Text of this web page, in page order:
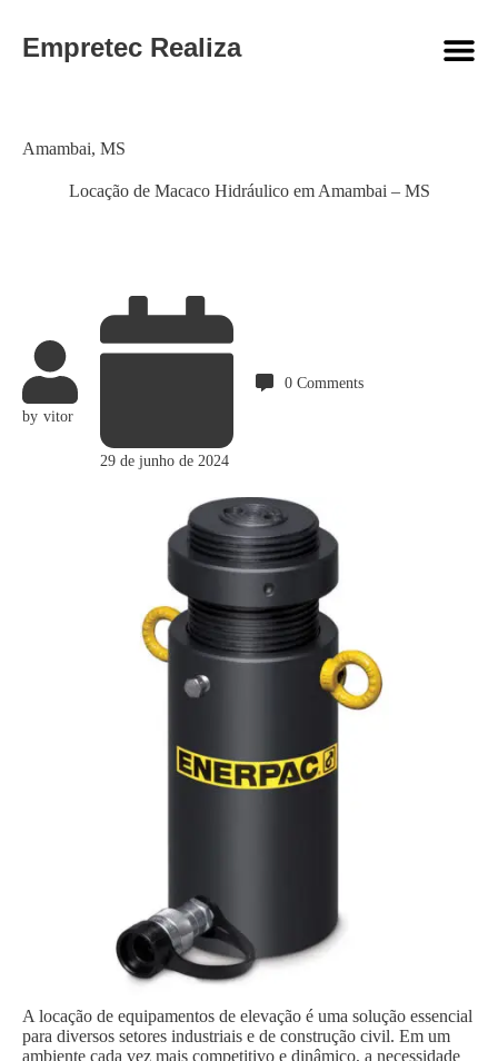
Empretec Realiza
Locação de Macaco Hidráulico em Amambai – MS
Category
Amambai, MS
by vitor
29 de junho de 2024
0 Comments
A locação de equipamentos de elevação é uma solução essencial
para diversos setores industriais e de construção civil. Em um
ambiente cada vez mais competitivo e dinâmico, a necessidade